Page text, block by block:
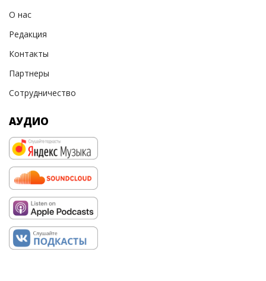
О нас
Редакция
Контакты
Партнеры
Сотрудничество
АУДИО